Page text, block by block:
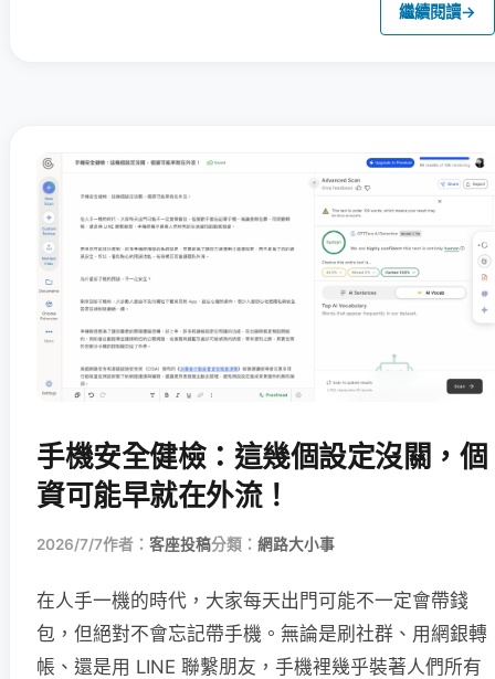
繼續閱讀→
手機安全健檢：這幾個設定沒關，個
資可能早就在外流！
2026/7/7作者： 客座投稿分類： 網路大小事
在人手一機的時代，大家每天出門可能不一定會帶錢
包，但絕對不會忘記帶手機。無論是刷社群、用網銀轉
帳、還是用 LINE 聯繫朋友，手機裡幾乎裝著人們所有